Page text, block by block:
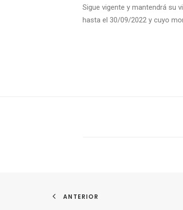
Sigue vigente y mantendrá su
hasta el 30/09/2022 y cuyo
ANTERIOR